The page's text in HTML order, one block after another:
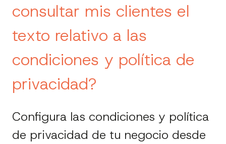
consultar mis clientes el
texto relativo a las
condiciones y política de
privacidad?
Configura las condiciones y política
de privacidad de tu negocio desde